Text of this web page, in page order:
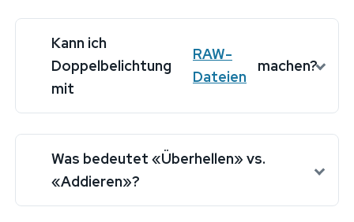
Kann ich
Doppelbelichtung
mit
RAW-
Dateien
machen?
Was bedeutet «Überhellen» vs.
«Addieren»?